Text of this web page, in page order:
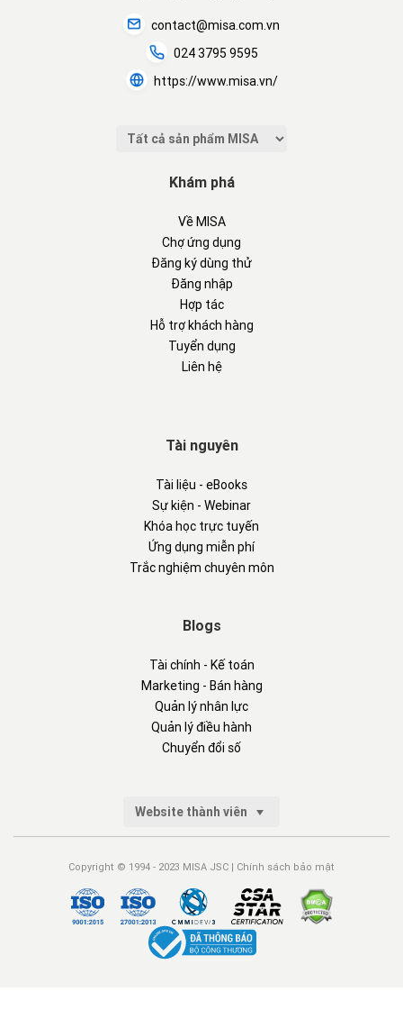
contact@misa.com.vn
024 3795 9595
https://www.misa.vn/
Khám phá
Về MISA
Chợ ứng dụng
Đăng ký dùng thử
Đăng nhập
Hợp tác
Hỗ trợ khách hàng
Tuyển dụng
Liên hệ
Tài nguyên
Tài liệu - eBooks
Sự kiện - Webinar
Khóa học trực tuyến
Ứng dụng miễn phí
Trắc nghiệm chuyên môn
Blogs
Tài chính - Kế toán
Marketing - Bán hàng
Quản lý nhân lực
Quản lý điều hành
Chuyển đổi số
Website thành viên
Copyright © 1994 - 2023 MISA JSC | Chính sách bảo mật